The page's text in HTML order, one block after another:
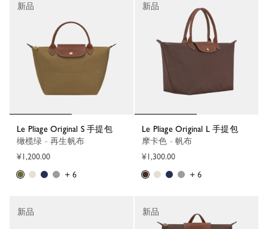
Le Pliage Original S 手提包
橄榄绿 - 再生帆布
¥1,200.00
+ 6
新品
Le Pliage Original L 手提包
摩卡色 - 帆布
¥1,300.00
+ 6
新品
新品 新品